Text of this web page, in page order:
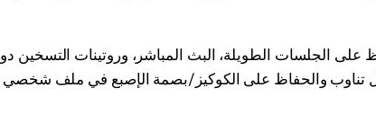
على الجلسات الطويلة، البث المباشر، وروتينات التسخين
تناوب والحفاظ على الكوكيز/بصمة الإصبع في ملف شخصي